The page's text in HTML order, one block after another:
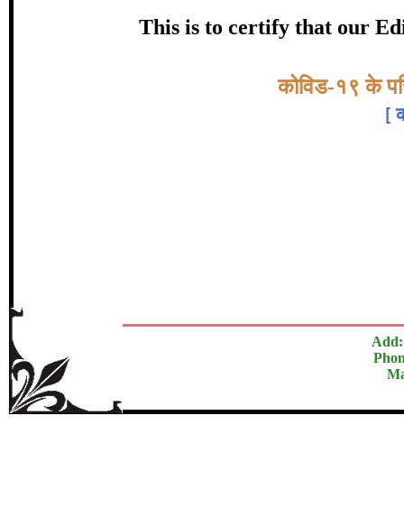
This is to certify that our
Topic:-कोविड-१९ के
[
certificate of
डॅा. धर्मेन्द्र